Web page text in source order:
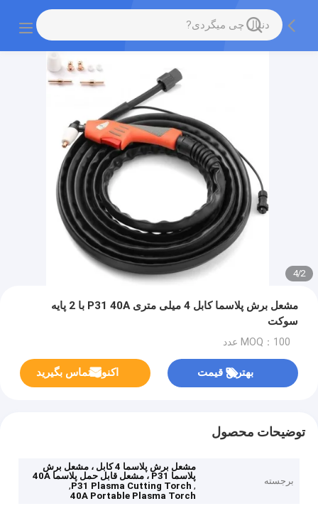
2
/
4
مشعل برش پلاسما کابل 4 میلی متری P31 40A با 2 پایه
سوکت
MOQ：100 عدد
بهترین قیمت اکنون تماس بگیرید
توضیحات محصول
برجسته
مشعل برش پلاسما 4 کابل ، مشعل برش
پلاسما P31 ، مشعل قابل حمل پلاسما 40A
,
P31 Plasma Cutting Torch
,
40A Portable Plasma Torch